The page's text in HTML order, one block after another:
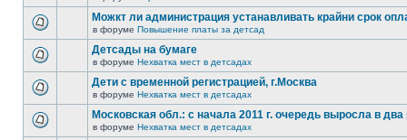
Можкт ли администрация устанавливать крайни срок
в форуме Повышение платы за детсад
Детсады на бумаге
в форуме Нехватка мест в детсадах
Дети с временной регистрацией, г.Москва
в форуме Нехватка мест в детсадах
Московская обл.: с начала 2011 г. очередь выросла в два
в форуме Нехватка мест в детсадах